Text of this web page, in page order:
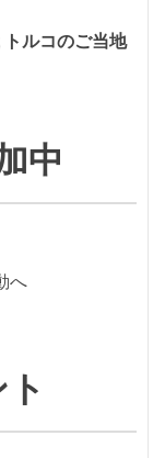
トルコのご当地
中